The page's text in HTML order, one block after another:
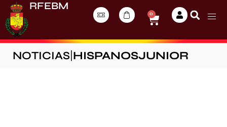
RFEBM
0
NOTICIAS HISPANOSJUNIOR